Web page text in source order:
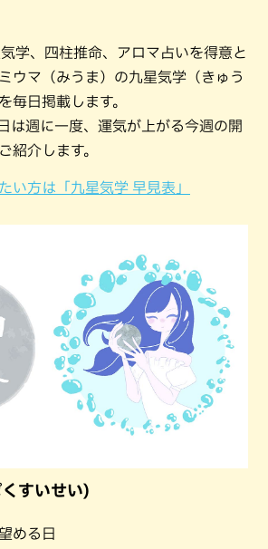
学、四柱推命、アロマ占いを得意と
ウマ（みうま）の九星気学（きゅう
毎日掲載します。
は週に一度、運気が上がる今週の開
紹介します。
い方は「九星気学 早見表」
くすいせい)
める日